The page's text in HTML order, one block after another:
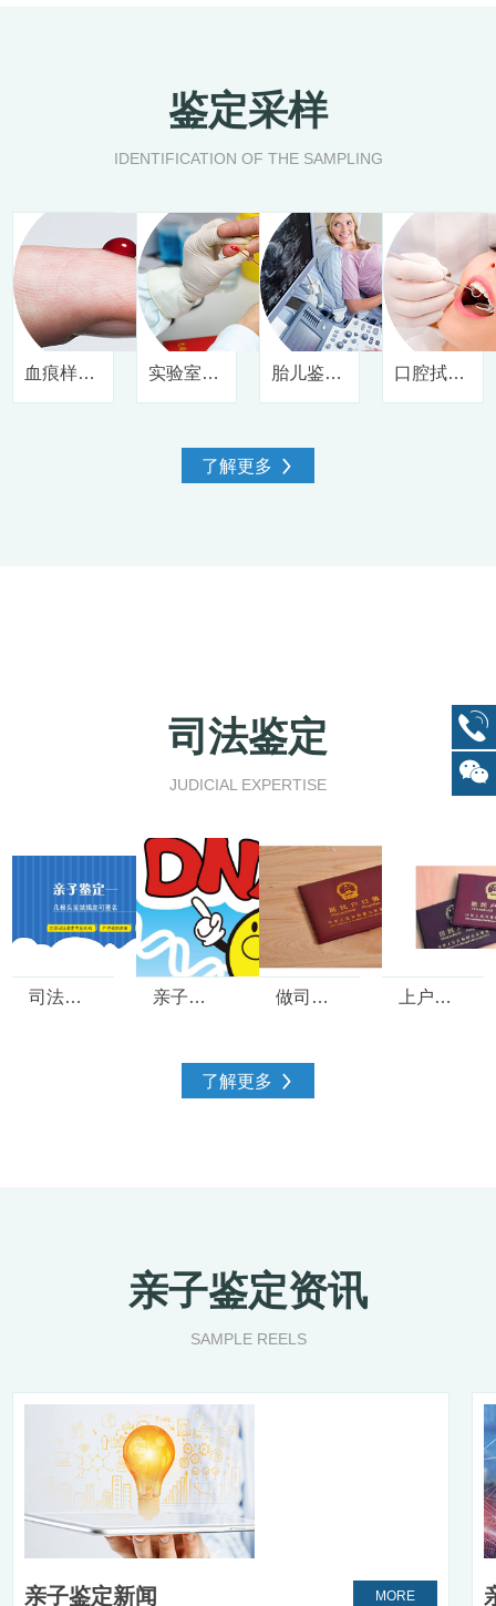
鉴定采样
IDENTIFICATION OF THE SAMPLING
血痕样本采集方法 实验室采样操作步骤 胎儿鉴定样本采集方法 口腔拭子样本采集方法
了解更多
司法鉴定
JUDICIAL EXPERTISE
司法亲子鉴定规范流程 亲子鉴定需要什么材料？ 做司法亲子鉴定需要什么手续？ 上户口为啥要做亲子鉴定？
了解更多
亲子鉴定资讯
SAMPLE REELS
亲子鉴定新闻 MORE